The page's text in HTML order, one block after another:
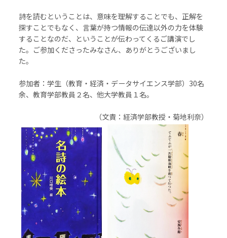
詩を読むということは、意味を理解することでも、正解を
探すことでもなく、言葉が持つ情報の伝達以外の力を体験
することなのだ、ということが伝わってくるご講演でし
た。ご参加くださったみなさん、ありがとうございまし
た。
参加者：学生（教育・経済・データサイエンス学部） 30名
余、教育学部教員２名、他大学教員１名。
（文責：経済学部教授・菊地利奈）